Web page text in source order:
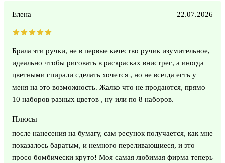
Елена 22.07.2026
Брала эти ручки, не в первые качество ручик изумительное,
идеально чтобы рисовать в раскрасках внистрес, а иногда
цветными спирали сделать хочется , но не всегда есть у
меня на это возможность. Жалко что не продаются, прямо
10 наборов разных цветов , ну или по 8 наборов.
Плюсы
после нанесения на бумагу, сам ресунок получается, как мне
показалось баратым, и немного переливающиеся, и это
просо бомбически круто! Моя самая любимая фирма теперь